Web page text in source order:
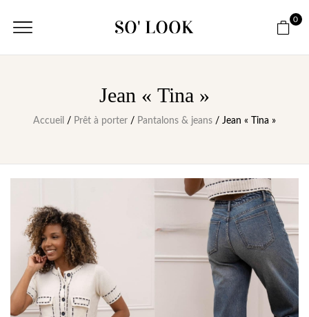
0
Jean « Tina »
Accueil / Prêt à porter / Pantalons & jeans / Jean « Tina »